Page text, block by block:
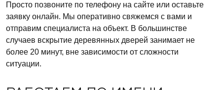
Просто позвоните по телефону на сайте или оставьте
заявку онлайн. Мы оперативно свяжемся с вами и
отправим специалиста на объект. В большинстве
случаев вскрытие деревянных дверей занимает не
более 20 минут, вне зависимости от сложности
ситуации.